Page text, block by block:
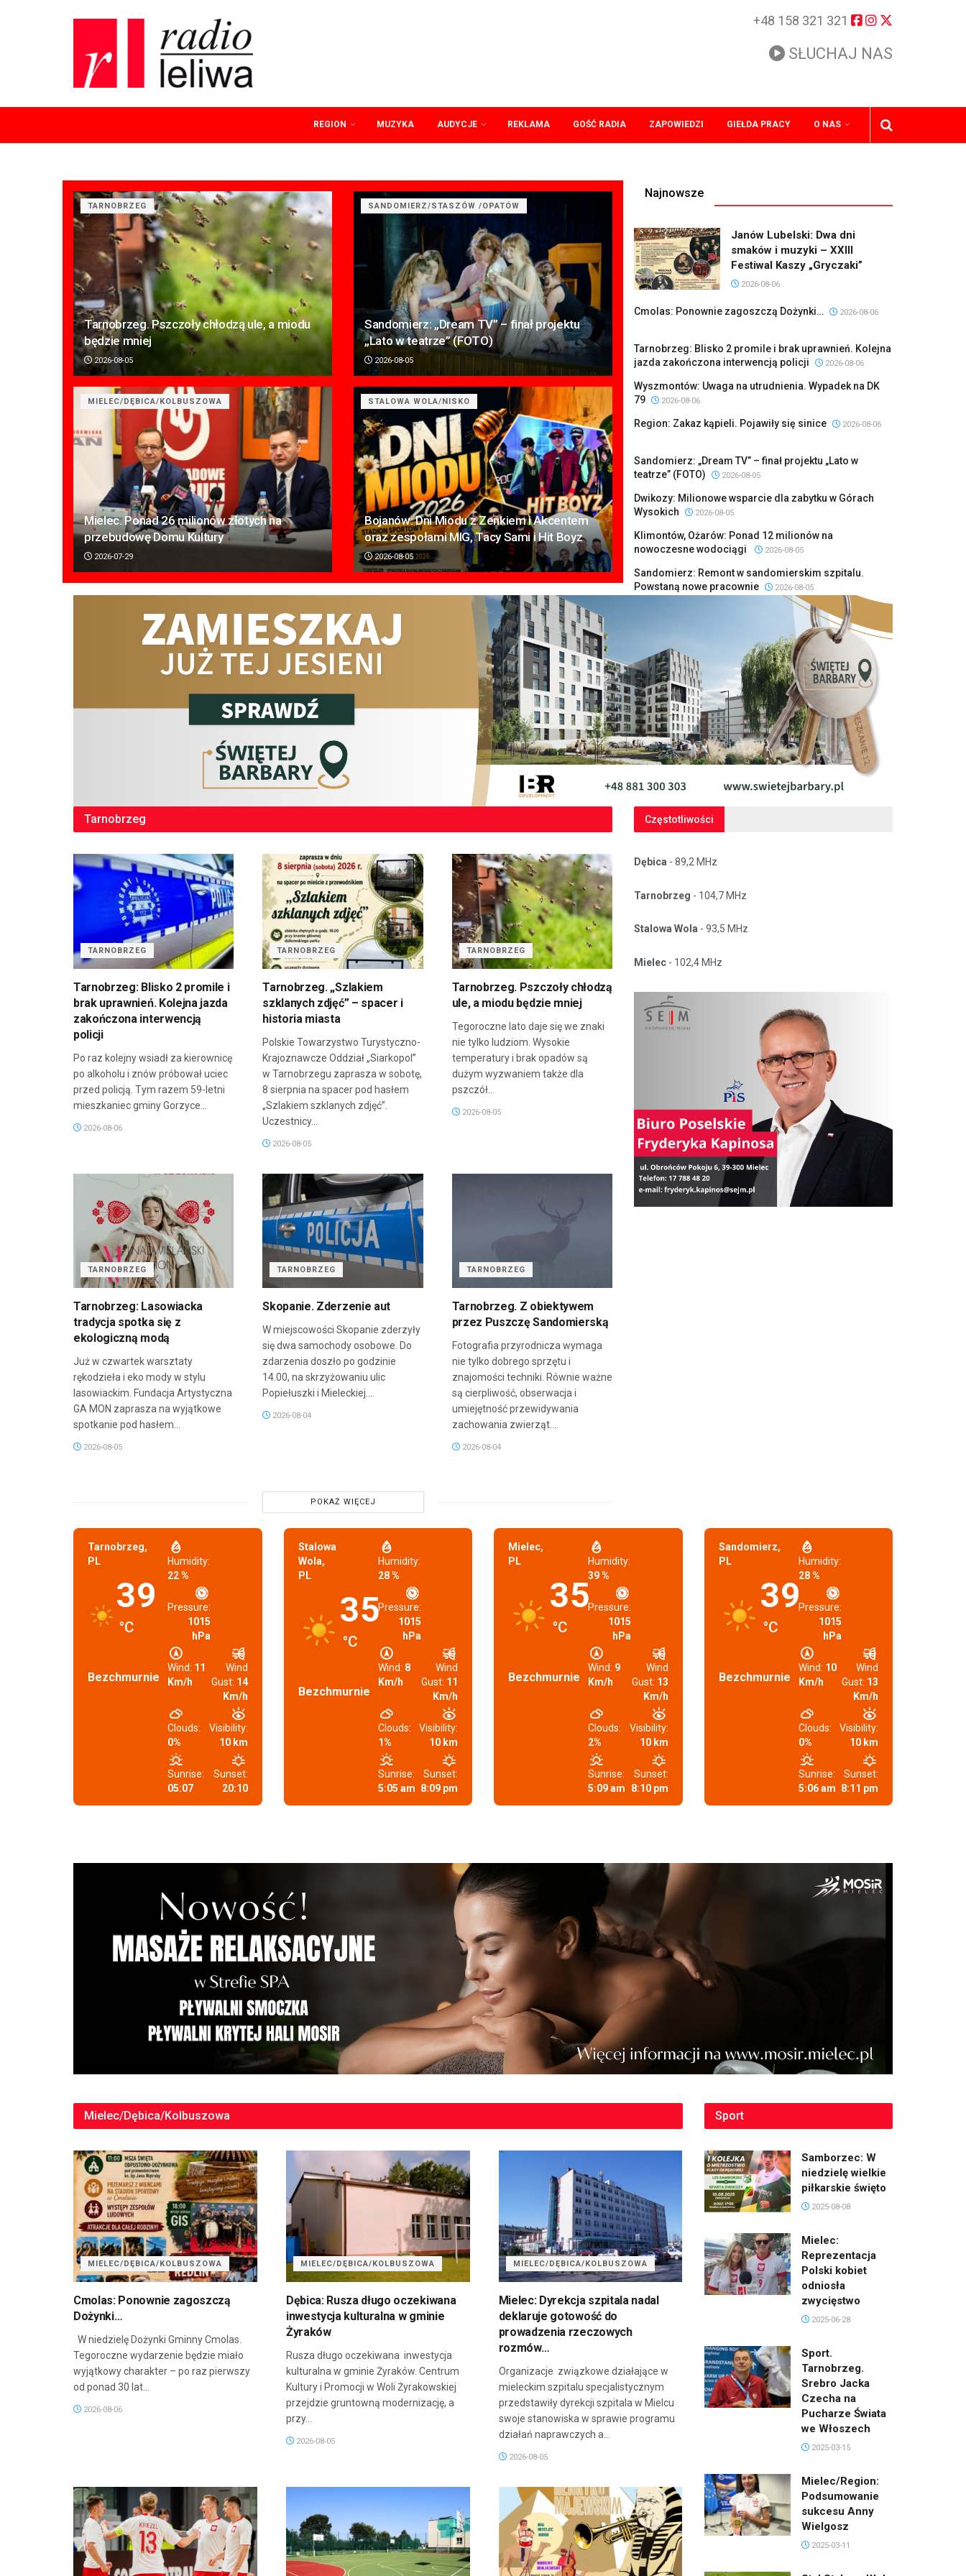
+48 158 321 321
SŁUCHAJ NAS
REGION MUZYKA AUDYCJE REKLAMA GOŚĆ RADIA ZAPOWIEDZI GIEŁDA PRACY O NAS
TARNOBRZEG
Tarnobrzeg. Pszczoły chłodzą ule, a miodu
będzie mniej
2026-08-05
SANDOMIERZ/STASZÓW /OPATÓW
Sandomierz: „Dream TV” – finał projektu
„Lato w teatrze” (FOTO)
2026-08-05
MIELEC/DĘBICA/KOLBUSZOWA
Mielec. Ponad 26 milionów złotych na
przebudowę Domu Kultury
2026-07-29
STALOWA WOLA/NISKO
Bojanów: Dni Miodu z Zenkiem i Akcentem
oraz zespołami MIG, Tacy Sami i Hit Boyz
2026-08-05
Najnowsze
Janów Lubelski: Dwa dni
smaków i muzyki – XXIII
Festiwal Kaszy „Gryczaki”
2026-08-06
Cmolas: Ponownie zagoszczą Dożynki… 2026-08-06
Tarnobrzeg: Blisko 2 promile i brak uprawnień. Kolejna
jazda zakończona interwencją policji
2026-08-06
Wyszmontów: Uwaga na utrudnienia. Wypadek na DK
79
2026-08-06
Region: Zakaz kąpieli. Pojawiły się sinice 2026-08-06
Sandomierz: „Dream TV” – finał projektu „Lato w
teatrze” (FOTO)
2026-08-05
Dwikozy: Milionowe wsparcie dla zabytku w Górach
Wysokich
2026-08-05
Klimontów, Ożarów: Ponad 12 milionów na
nowoczesne wodociągi
2026-08-05
Sandomierz: Remont w sandomierskim szpitalu.
Powstaną nowe pracownie
2026-08-05
Tarnobrzeg
TARNOBRZEG
Tarnobrzeg: Blisko 2 promile i
brak uprawnień. Kolejna jazda
zakończona interwencją
policji
Po raz kolejny wsiadł za kierownicę
po alkoholu i znów próbował uciec
przed policją. Tym razem 59-letni
mieszkaniec gminy Gorzyce...
2026-08-06
TARNOBRZEG
Tarnobrzeg. „Szlakiem
szklanych zdjęć” – spacer i
historia miasta
Polskie Towarzystwo Turystyczno-
Krajoznawcze Oddział „Siarkopol”
w Tarnobrzegu zaprasza w sobotę,
8 sierpnia na spacer pod hasłem
„Szlakiem szklanych zdjęć”.
Uczestnicy...
2026-08-05
TARNOBRZEG
Tarnobrzeg. Pszczoły chłodzą
ule, a miodu będzie mniej
Tegoroczne lato daje się we znaki
nie tylko ludziom. Wysokie
temperatury i brak opadów są
dużym wyzwaniem także dla
pszczół...
2026-08-05
TARNOBRZEG
Tarnobrzeg: Lasowiacka
tradycja spotka się z
ekologiczną modą
Już w czwartek warsztaty
rękodzieła i eko mody w stylu
lasowiackim. Fundacja Artystyczna
GA MON zaprasza na wyjątkowe
spotkanie pod hasłem...
2026-08-05
TARNOBRZEG
Skopanie. Zderzenie aut
W miejscowości Skopanie zderzyły
się dwa samochody osobowe. Do
zdarzenia doszło po godzinie
14.00, na skrzyżowaniu ulic
Popiełuszki i Mieleckiej....
2026-08-04
TARNOBRZEG
Tarnobrzeg. Z obiektywem
przez Puszczę Sandomierską
Fotografia przyrodnicza wymaga
nie tylko dobrego sprzętu i
znajomości techniki. Równie ważne
są cierpliwość, obserwacja i
umiejętność przewidywania
zachowania zwierząt....
2026-08-04
POKAŻ WIĘCEJ
Częstotliwości
Dębica - 89,2 MHz
Tarnobrzeg - 104,7 MHz
Stalowa Wola - 93,5 MHz
Mielec - 102,4 MHz
Tarnobrzeg,
PL
39
°C
Bezchmurnie
Humidity:
22 %
Pressure:
1015
hPa
Wind: 11
Km/h
Wind
Gust: 14
Km/h
Clouds:
0%
Visibility:
10 km
Sunrise:
05:07
Sunset:
20:10
Stalowa
Wola,
PL
35
°C
Bezchmurnie
Humidity:
28 %
Pressure:
1015
hPa
Wind: 8
Km/h
Wind
Gust: 11
Km/h
Clouds:
1%
Visibility:
10 km
Sunrise:
5:05 am
Sunset:
8:09 pm
Mielec,
PL
35
°C
Bezchmurnie
Humidity:
39 %
Pressure:
1015
hPa
Wind: 9
Km/h
Wind
Gust: 13
Km/h
Clouds:
2%
Visibility:
10 km
Sunrise:
5:09 am
Sunset:
8:10 pm
Sandomierz,
PL
39
°C
Bezchmurnie
Humidity:
28 %
Pressure:
1015
hPa
Wind: 10
Km/h
Wind
Gust: 13
Km/h
Clouds:
0%
Visibility:
10 km
Sunrise:
5:06 am
Sunset:
8:11 pm
Mielec/Dębica/Kolbuszowa
MIELEC/DĘBICA/KOLBUSZOWA
Cmolas: Ponownie zagoszczą
Dożynki…
W niedzielę Dożynki Gminny Cmolas.
Tegoroczne wydarzenie będzie miało
wyjątkowy charakter – po raz pierwszy
od ponad 30 lat...
2026-08-06
MIELEC/DĘBICA/KOLBUSZOWA
Dębica: Rusza długo oczekiwana
inwestycja kulturalna w gminie
Żyraków
Rusza długo oczekiwana inwestycja
kulturalna w gminie Żyraków. Centrum
Kultury i Promocji w Woli Żyrakowskiej
przejdzie gruntowną modernizację, a
przy...
2026-08-05
MIELEC/DĘBICA/KOLBUSZOWA
Mielec: Dyrekcja szpitala nadal
deklaruje gotowość do
prowadzenia rzeczowych
rozmów…
Organizacje związkowe działające w
mieleckim szpitalu specjalistycznym
przedstawiły dyrekcji szpitala w Mielcu
swoje stanowiska w sprawie programu
działań naprawczych a...
2026-08-05
Sport
Samborzec: W
niedzielę wielkie
piłkarskie święto
2025-08-08
Mielec:
Reprezentacja
Polski kobiet
odniosła
zwycięstwo
2025-06-28
Sport.
Tarnobrzeg.
Srebro Jacka
Czecha na
Pucharze Świata
we Włoszech
2025-03-15
Mielec/Region:
Podsumowanie
sukcesu Anny
Wielgosz
2025-03-11